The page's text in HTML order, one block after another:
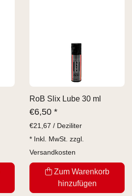
RoB Slix Lube 30 ml
€6,50 *
€21,67 / Deziliter
* Inkl. MwSt. zzgl.
Versandkosten
Zum Warenkorb
hinzufügen